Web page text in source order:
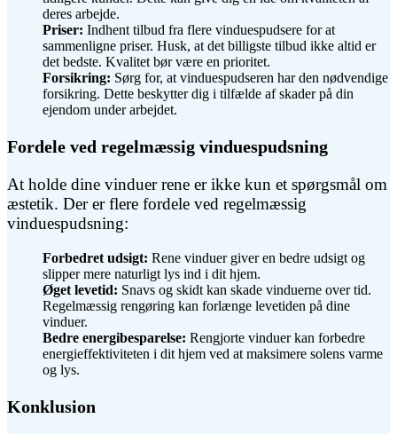
deres arbejde.
Priser: Indhent tilbud fra flere vinduespudsere for at
sammenligne priser. Husk, at det billigste tilbud ikke altid er
det bedste. Kvalitet bør være en prioritet.
Forsikring: Sørg for, at vinduespudseren har den nødvendige
forsikring. Dette beskytter dig i tilfælde af skader på din
ejendom under arbejdet.
Fordele ved regelmæssig vinduespudsning
At holde dine vinduer rene er ikke kun et spørgsmål om
æstetik. Der er flere fordele ved regelmæssig
vinduespudsning:
Forbedret udsigt: Rene vinduer giver en bedre udsigt og
slipper mere naturligt lys ind i dit hjem.
Øget levetid: Snavs og skidt kan skade vinduerne over tid.
Regelmæssig rengøring kan forlænge levetiden på dine
vinduer.
Bedre energibesparelse: Rengjorte vinduer kan forbedre
energieffektiviteten i dit hjem ved at maksimere solens varme
og lys.
Konklusion